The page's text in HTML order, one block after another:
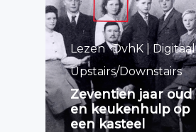
Lezen DvhK | Digitaal
Upstairs/Downstairs
Zeventien jaar oud
en keukenhulp op
een kasteel